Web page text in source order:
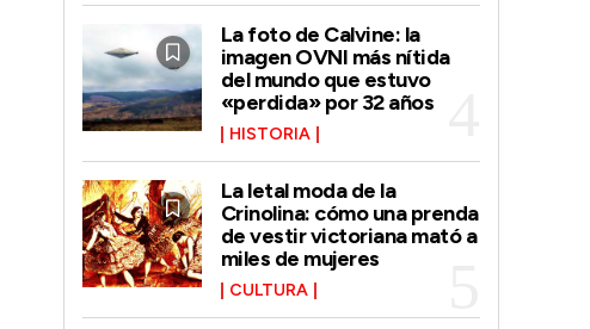
La foto de Calvine: la
imagen OVNI más nítida
del mundo que estuvo
«perdida» por 32 años
HISTORIA
La letal moda de la
Crinolina: cómo una prenda
de vestir victoriana mató a
miles de mujeres
CULTURA